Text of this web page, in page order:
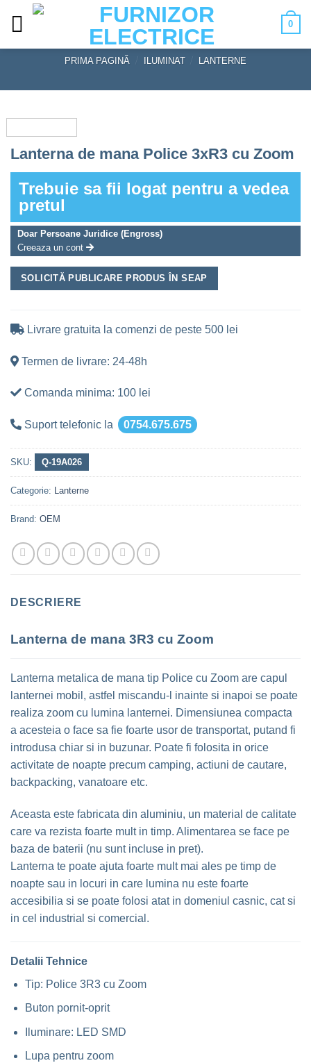
0
PRIMA PAGINĂ ILUMINAT LANTERNE
Lanterna de mana Police 3xR3 cu Zoom
Trebuie sa fii logat pentru a vedea
pretul
Doar Persoane Juridice (Engross)
Creeaza un cont
SOLICITĂ PUBLICARE PRODUS ÎN SEAP
Livrare gratuita la comenzi de peste 500 lei
Termen de livrare: 24-48h
Comanda minima: 100 lei
Suport telefonic la 0754.675.675
SKU: Q-19A026
Categorie: Lanterne
Brand: OEM
DESCRIERE
Lanterna de mana 3R3 cu Zoom
Lanterna metalica de mana tip Police cu Zoom are capul
lanternei mobil, astfel miscandu-l inainte si inapoi se poate
realiza zoom cu lumina lanternei. Dimensiunea compacta
a acesteia o face sa fie foarte usor de transportat, putand fi
introdusa chiar si in buzunar. Poate fi folosita in orice
activitate de noapte precum camping, actiuni de cautare,
backpacking, vanatoare etc.
Aceasta este fabricata din aluminiu, un material de calitate
care va rezista foarte mult in timp. Alimentarea se face pe
baza de baterii (nu sunt incluse in pret).
Lanterna te poate ajuta foarte mult mai ales pe timp de
noapte sau in locuri in care lumina nu este foarte
accesibilia si se poate folosi atat in domeniul casnic, cat si
in cel industrial si comercial.
Detalii Tehnice
Tip: Police 3R3 cu Zoom
Buton pornit-oprit
Iluminare: LED SMD
Lupa pentru zoom